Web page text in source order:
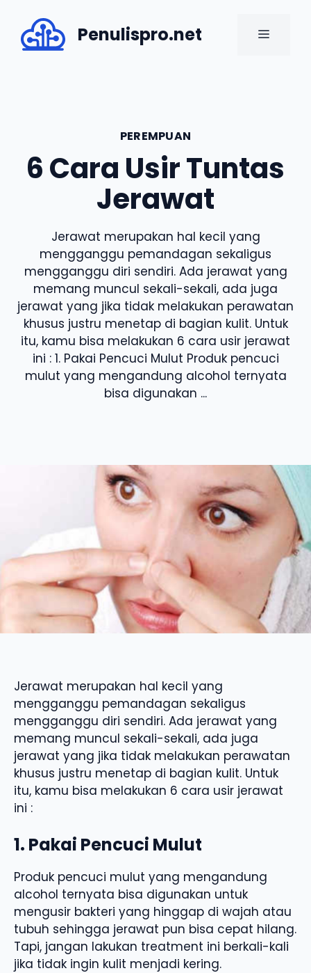
content
Penulispro.net MENU
PEREMPUAN
6 Cara Usir Tuntas
Jerawat
Jerawat merupakan hal kecil yang
mengganggu pemandagan sekaligus
mengganggu diri sendiri. Ada jerawat yang
memang muncul sekali-sekali, ada juga
jerawat yang jika tidak melakukan perawatan
khusus justru menetap di bagian kulit. Untuk
itu, kamu bisa melakukan 6 cara usir jerawat
ini : 1. Pakai Pencuci Mulut Produk pencuci
mulut yang mengandung alcohol ternyata
bisa digunakan ...
Jerawat merupakan hal kecil yang
mengganggu pemandagan sekaligus
mengganggu diri sendiri. Ada jerawat yang
memang muncul sekali-sekali, ada juga
jerawat yang jika tidak melakukan perawatan
khusus justru menetap di bagian kulit. Untuk
itu, kamu bisa melakukan 6 cara usir jerawat
ini :
1. Pakai Pencuci Mulut
Produk pencuci mulut yang mengandung
alcohol ternyata bisa digunakan untuk
mengusir bakteri yang hinggap di wajah atau
tubuh sehingga jerawat pun bisa cepat hilang.
Tapi, jangan lakukan treatment ini berkali-kali
jika tidak ingin kulit menjadi kering.